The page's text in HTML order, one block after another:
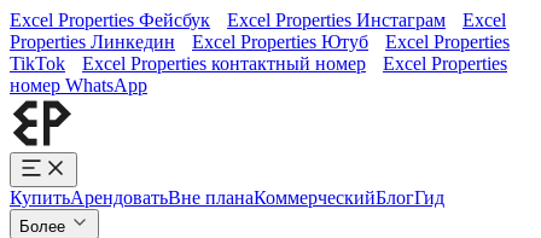
Excel Properties Фейсбук Excel Properties Инстаграм
Excel
Properties Линкедин
Excel Properties Ютуб
Excel Properties
TikTok
Excel Properties контактный номер
Excel Properties
номер WhatsApp
КупитьАрендоватьВне планаКоммерческийБлогГид
Более